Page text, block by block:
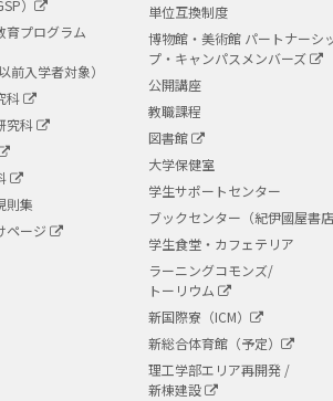
）
育プログラム
前入学者対象）
科
究科
則集
ページ
単位互換制度
博物館・美術館 パートナーシ
プ・キャンパスメンバーズ
公開講座
教職課程
図書館
大学保健室
学生サポートセンター
ブックセンター（紀伊國屋書店
学生食堂・カフェテリア
ラーニングコモンズ/
トーリウム
新国際寮（ICM）
新総合体育館（予定）
理工学部エリア再開発 /
新棟建設